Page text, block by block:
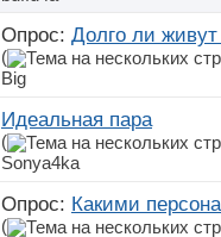
Опрос: Долго ли
(
Big
Идеальная пара
(
Sonya4ka
Опрос: Какими
(